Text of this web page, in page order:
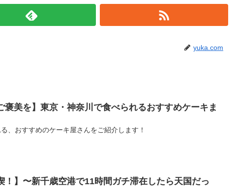
yuka.com
褒美を】東京・神奈川で食べられるおすすめケーキま
、おすすめのケーキ屋さんをご紹介します！
！】〜新千歳空港で11時間ガチ滞在したら天国だっ